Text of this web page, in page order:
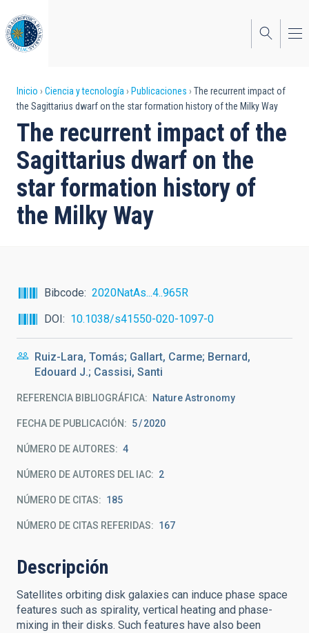
al
contenido
principal
Sobrescribir
enlaces
de
ayuda
a
la
Inicio Ciencia y tecnología Publicaciones
The recurrent impact of
the Sagittarius dwarf on the star formation history of the Milky Way
The recurrent impact of the
Sagittarius dwarf on the
star formation history of
the Milky Way
Bibcode
2020NatAs...4..965R
DOI
10.1038/s41550-020-1097-0
Ruiz-Lara, Tomás; Gallart, Carme; Bernard,
Edouard J.; Cassisi, Santi
REFERENCIA BIBLIOGRÁFICA Nature Astronomy
FECHA DE PUBLICACIÓN: 5 2020
NÚMERO DE AUTORES 4
NÚMERO DE AUTORES DEL IAC 2
NÚMERO DE CITAS 185
NÚMERO DE CITAS REFERIDAS 167
Descripción
Satellites orbiting disk galaxies can induce phase space
features such as spirality, vertical heating and phase-
mixing in their disks. Such features have also been